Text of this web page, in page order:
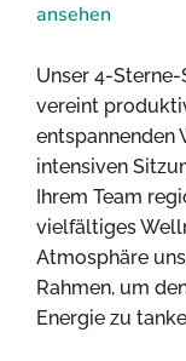
ansehen
Unser 4-
vereint
entspannenden
intensiven
Ihrem Team
vielfältiges
Atmosphäre
Rahmen, um
Energie zu